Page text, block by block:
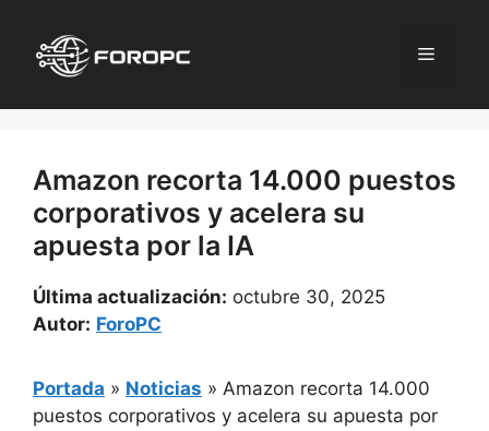
contenido
Menú
Amazon recorta 14.000 puestos
corporativos y acelera su
apuesta por la IA
Última actualización: octubre 30, 2025
Autor: ForoPC
Portada » Noticias » Amazon recorta 14.000
puestos corporativos y acelera su apuesta por